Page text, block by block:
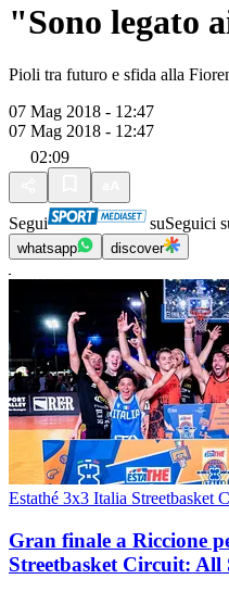
"Sono legato
Pioli tra futuro e sfida alla
07 Mag 2018 - 12:47
07 Mag 2018 - 12:47
02:09
Segui suSeguici
whatsapp discover
Estathé 3x3 Italia Streetbasket
Gran finale a Riccione
Streetbasket Circuit: